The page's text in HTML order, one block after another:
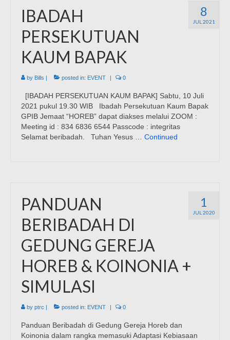
8
JUL 2021
IBADAH
PERSEKUTUAN
KAUM BAPAK
by Bills | posted in: EVENT | 0
[IBADAH PERSEKUTUAN KAUM BAPAK] Sabtu, 10 Juli
2021 pukul 19.30 WIB Ibadah Persekutuan Kaum Bapak
GPIB Jemaat “HOREB” dapat diakses melalui ZOOM :
Meeting id : 834 6836 6544 Passcode : integritas
Selamat beribadah. Tuhan Yesus … Continued
1
JUL 2020
PANDUAN
BERIBADAH DI
GEDUNG GEREJA
HOREB & KOINONIA +
SIMULASI
by ptrc | posted in: EVENT | 0
Panduan Beribadah di Gedung Gereja Horeb dan
Koinonia dalam rangka memasuki Adaptasi Kebiasaan